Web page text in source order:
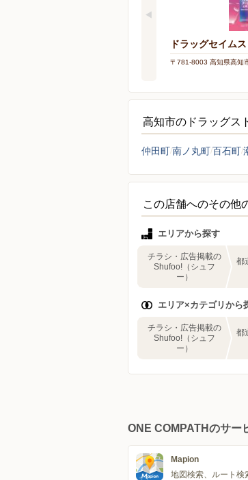
ドラッグセイム
〒781-8003 高知県高知
高知市のドラッグス
仲田町南ノ丸町百石町
この店舗へのその他
エリアから探す
チラシ・広告掲載の
Shufoo!（シュフ
ー）
都
エリア×カテゴリから
チラシ・広告掲載の
Shufoo!（シュフ
ー）
都
ONE COMPATHのサー
Mapion
地図検索、ルート検